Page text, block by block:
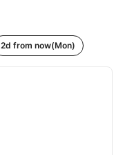
2d from now(Mon)